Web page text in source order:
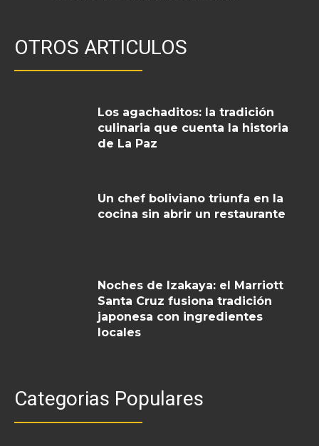
OTROS ARTICULOS
Los agachaditos: la tradición
culinaria que cuenta la historia
de La Paz
Un chef boliviano triunfa en la
cocina sin abrir un restaurante
Noches de Izakaya: el Marriott
Santa Cruz fusiona tradición
japonesa con ingredientes
locales
Categorias Populares